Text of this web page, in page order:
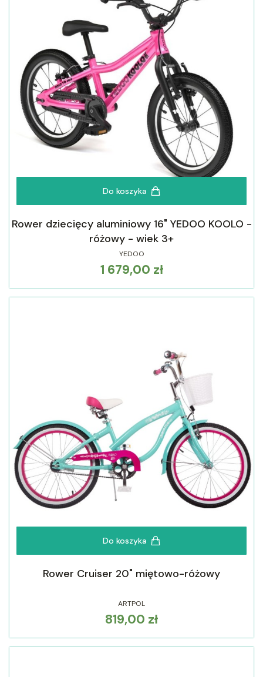
Do koszyka
Rower dziecięcy aluminiowy 16" YEDOO KOOLO -
różowy - wiek 3+
YEDOO
Cena
1 679,00 zł
Do koszyka
Rower Cruiser 20" miętowo-różowy
ARTPOL
Cena
819,00 zł